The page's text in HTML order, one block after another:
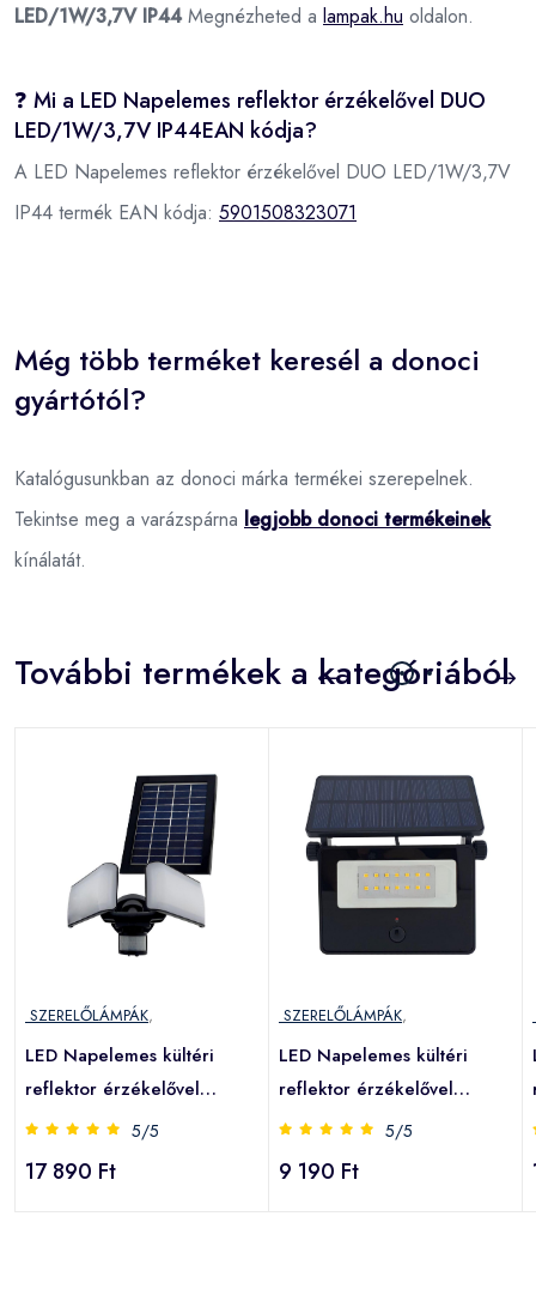
LED/1W/3,7V IP44Megnézheted a lampak.hu oldalon.
❓ Mi a LED Napelemes reflektor érzékelővel DUO
LED/1W/3,7V IP44EAN kódja?
A LED Napelemes reflektor érzékelővel DUO LED/1W/3,7V
IP44 termék EAN kódja: 5901508323071
Még több terméket keresél a donoci
gyártótól?
Katalógusunkban az donoci márka termékei szerepelnek.
Tekintse meg a varázspárna legjobb donoci termékeinek
kínálatát.
További termékek a kategóriából
SZERELŐLÁMPÁK,
LED Napelemes kültéri
reflektor érzékelővel
LED/20W/5,5V IP44
5/5
17 890 Ft
SZERELŐLÁMPÁK,
LED Napelemes kültéri
reflektor érzékelővel
LED/2W/3,7V 4200K IP44
5/5
9 190 Ft